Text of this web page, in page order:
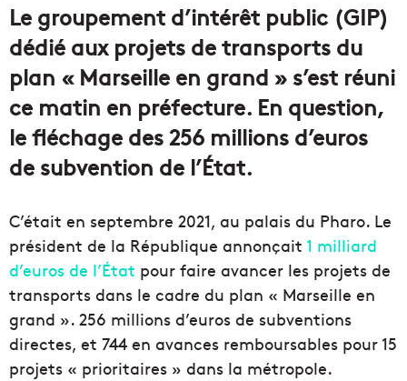
Le groupement d’intérêt public (GIP)
dédié aux projets de transports du
plan « Marseille en grand » s’est réuni
ce matin en préfecture. En question,
le fléchage des 256 millions d’euros
de subvention de l’État.
C’était en septembre 2021, au palais du Pharo. Le
président de la République annonçait 1 milliard
d’euros de l’État pour faire avancer les projets de
transports dans le cadre du plan « Marseille en
grand ». 256 millions d’euros de subventions
directes, et 744 en avances remboursables pour 15
projets « prioritaires » dans la métropole.